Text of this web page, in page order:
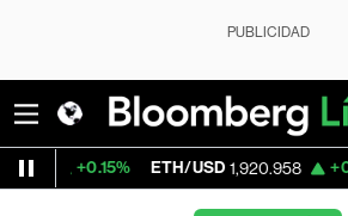
PUBLICIDAD
ETH/USD 1,920.958 +0.10% Visa